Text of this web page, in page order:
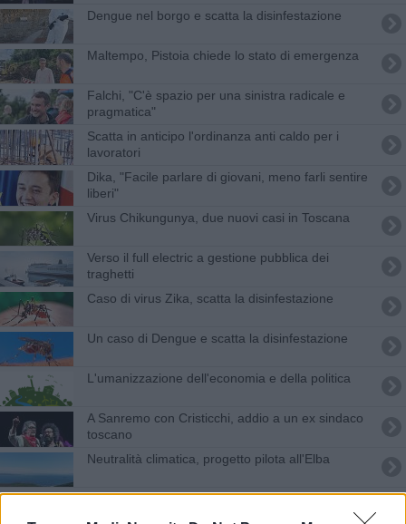
Dengue nel borgo e scatta la disinfestazione
Maltempo, Pistoia chiede lo stato di emergenza
Falchi, "C'è spazio per una sinistra radicale e
pragmatica"
Scatta in anticipo l'ordinanza anti caldo per i
lavoratori
Dika, "Facile parlare di giovani, meno farli sentire
liberi"
Virus Chikungunya, due nuovi casi in Toscana
Verso il full electric a gestione pubblica dei
traghetti​
Caso di virus Zika, scatta la disinfestazione
Un caso di Dengue e scatta la disinfestazione
L'umanizzazione dell'economia e della politica
A Sanremo con Cristicchi, addio a un ex sindaco
toscano
Neutralità climatica, progetto pilota all'Elba
La villa che fu della mafia rinasce nella solidarietà